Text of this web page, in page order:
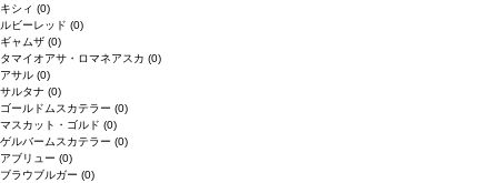
キシィ (0)
ルビーレッド (0)
ギャムザ (0)
タマイオアサ・ロマネアスカ (0)
アサル (0)
サルタナ (0)
ゴールドムスカテラー (0)
マスカット・ゴルド (0)
ゲルバームスカテラー (0)
アブリュー (0)
ブラウブルガー (0)